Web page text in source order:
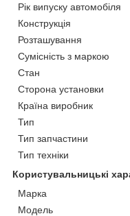
Рік випуску автомобіля
Конструкція
Розташування
Сумісність з маркою
Стан
Сторона установки
Країна виробник
Тип
Тип запчастини
Тип техніки
Користувальницькі
Марка
Мoдель